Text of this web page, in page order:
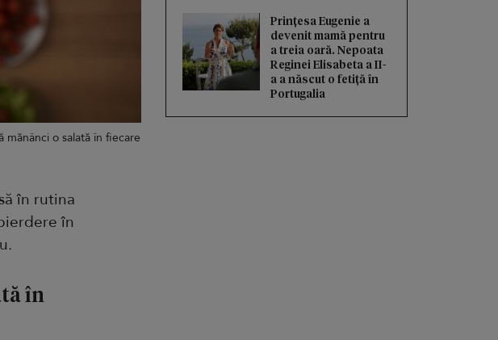
o salată în fiecare
Prințesa Eugenie a
devenit mamă pentru
a treia oară. Nepoata
Reginei Elisabeta a II-
a a născut o fetiță în
Portugalia
în rutina
în
în